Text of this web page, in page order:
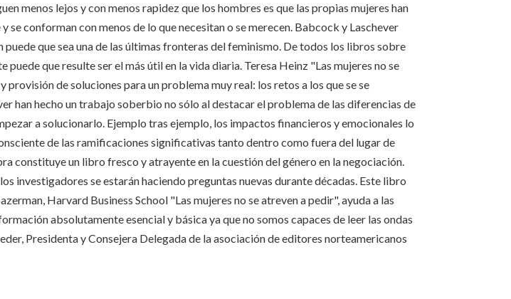
menos lejos y con menos rapidez que los hombres es que las propias mujeres han
se conforman con menos de lo que necesitan o se merecen. Babcock y Laschever
que sea una de las últimas fronteras del feminismo. De todos los libros sobre
que resulte ser el más útil en la vida diaria. Teresa Heinz "Las mujeres no se
de soluciones para un problema muy real: los retos a los que se se
han hecho un trabajo soberbio no sólo al destacar el problema de las diferencias de
a solucionarlo. Ejemplo tras ejemplo, los impactos financieros y emocionales lo
de las ramificaciones significativas tanto dentro como fuera del lugar de
constituye un libro fresco y atrayente en la cuestión del género en la negociación.
investigadores se estarán haciendo preguntas nuevas durante décadas. Este libro
Harvard Business School "Las mujeres no se atreven a pedir", ayuda a las
absolutamente esencial y básica ya que no somos capaces de leer las ondas
Presidenta y Consejera Delegada de la asociación de editores norteamericanos